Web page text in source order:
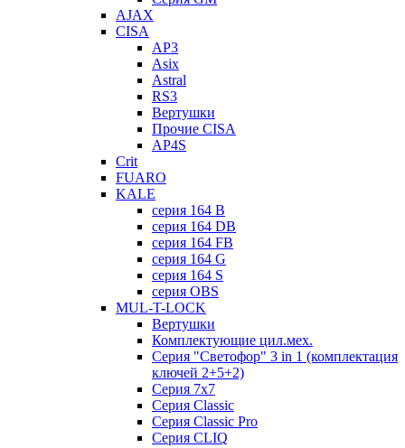
AJAX
CISA
AP3
Asix
Astral
RS3
Вертушки
Прочие CISA
AP4S
Crit
FUARO
KALE
серия 164 B
серия 164 DB
серия 164 FB
серия 164 G
серия 164 S
серия OBS
MUL-T-LOCK
Вертушки
Комплектующие цил.мех.
Серия "Светофор" 3 in 1 (комплектация
ключей 2+5+2)
Серия 7х7
Серия Classic
Серия Classic Pro
Серия CLIQ